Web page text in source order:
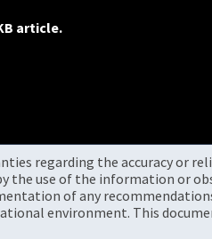
article.
regarding the accuracy or
the use of the information or
of any
environment. This